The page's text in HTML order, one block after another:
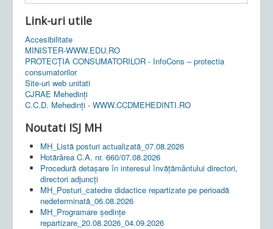
Link-uri utile
Accesibilitate
MINISTER-WWW.EDU.RO
PROTECȚIA CONSUMATORILOR - InfoCons – protectia
consumatorilor
Site-uri web unitati
CJRAE Mehedinți
C.C.D. Mehedinţi - WWW.CCDMEHEDINTI.RO
Noutati ISJ MH
MH_Listă posturi actualizată_07.08.2026
Hotărârea C.A. nr. 660/07.08.2026
Procedură detașare în interesul învățământului directori,
directori adjuncți
MH_Posturi_catedre didactice repartizate pe perioadă
nedeterminată_06.08.2026
MH_Programare ședințe
repartizare_20.08.2026_04.09.2026